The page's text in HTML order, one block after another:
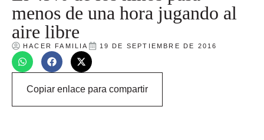
menos de una hora jugando al
aire libre
HACER FAMILIA 19 DE SEPTIEMBRE DE 2016
Copiar enlace para compartir